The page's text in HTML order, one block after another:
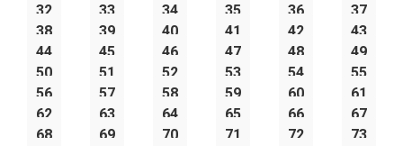
32
33 34 35 36
37
38
39 40 41 42
43
44
45 46 47 48
49
50
51 52 53 54
55
56
57 58 59 60
61
62
63 64 65 66
67
68
69 70 71 72
73